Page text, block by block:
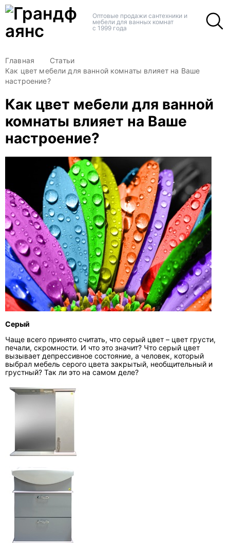
Оптовые продажи сантехники и
мебели для ванных комнат
с 1999 года
Главная
Статьи
Как цвет мебели для ванной комнаты влияет на Ваше
настроение?
Как цвет мебели для ванной
комнаты влияет на Ваше
настроение?
Серый
Чаще всего принято считать, что серый цвет – цвет грусти,
печали, скромности. И что это значит? Что серый цвет
вызывает депрессивное состояние, а человек, который
выбрал мебель серого цвета закрытый, необщительный и
грустный? Так ли это на самом деле?